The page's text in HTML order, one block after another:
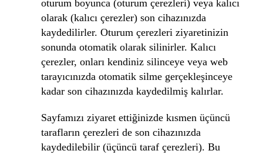
oturum boyunca (oturum çerezleri) veya kalıcı
olarak (kalıcı çerezler) son cihazınızda
kaydedilirler. Oturum çerezleri ziyaretinizin
sonunda otomatik olarak silinirler. Kalıcı
çerezler, onları kendiniz silinceye veya web
tarayıcınızda otomatik silme gerçekleşinceye
kadar son cihazınızda kaydedilmiş kalırlar.
Sayfamızı ziyaret ettiğinizde kısmen üçüncü
tarafların çerezleri de son cihazınızda
kaydedilebilir (üçüncü taraf çerezleri). Bu